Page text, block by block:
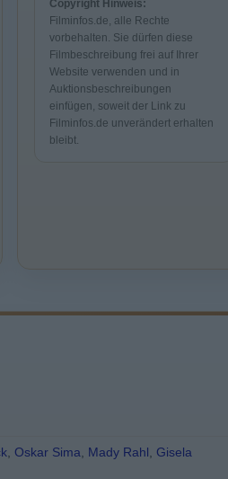
Copyright Hinweis:
Filminfos.de, alle Rechte
vorbehalten. Sie dürfen diese
Filmbeschreibung frei auf Ihrer
Website verwenden und in
Auktionsbeschreibungen
einfügen, soweit der Link zu
Filminfos.de unverändert erhalten
bleibt.
Oskar Sima Mady Rahl
Gisela